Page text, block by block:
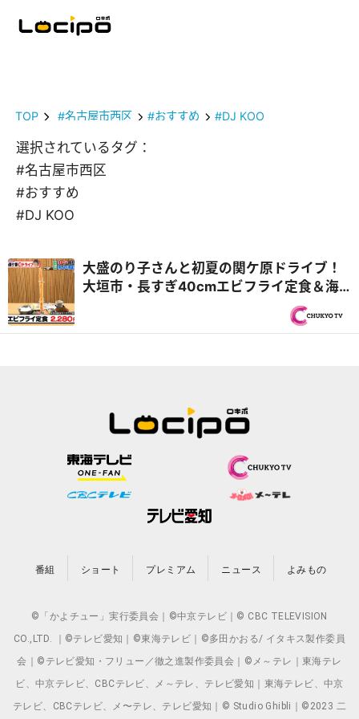
TOP #名古屋市西区 #おすすめ #DJ KOO
選択されているタグ：
#名古屋市西区
#おすすめ
#DJ KOO
大盛のり子さんと初夏の関ケ原ドライブ！
大垣市・長すぎ40cmエビフライ定食＆海
津市・飛騨牛中華食べ放題！？『PS純金
番組 ショート プレミアム ニュース よみもの
©「かよチュー」実行委員会｜©中京テレビ｜© CBC TELEVISION
CO.,LTD. ｜©テレビ愛知｜©東海テレビ｜©多田かおる/ イタキス製作委員
会｜©テレビ愛知・フリュー／徹之進製作委員会｜©メ～テレ｜東海テレ
ビ、中京テレビ、CBCテレビ、メ～テレ、テレビ愛知｜東海テレビ、中京
テレビ、CBCテレビ、メ〜テレ、テレビ愛知｜© Studio Ghibli｜©2023 二